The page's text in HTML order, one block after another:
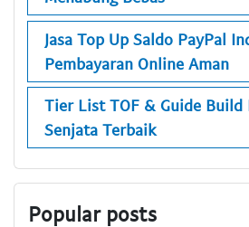
Jasa Top Up Saldo PayPal
Pembayaran Online Aman
Tier List TOF & Guide Build
Senjata Terbaik
Popular posts